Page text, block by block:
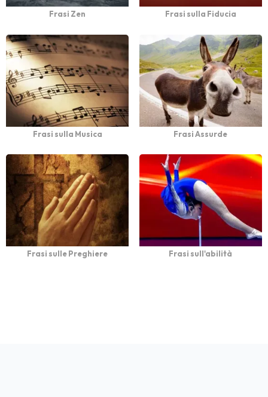
Frasi Zen Frasi sulla Fiducia
Frasi sulla Musica Frasi Assurde
Frasi sulle Preghiere Frasi sull'abilità